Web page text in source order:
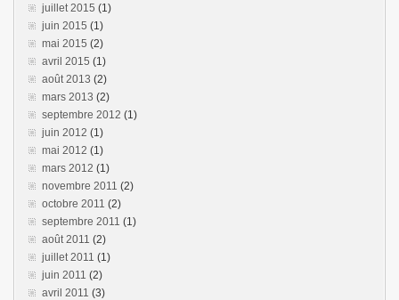
juillet 2015 (1)
juin 2015 (1)
mai 2015 (2)
avril 2015 (1)
août 2013 (2)
mars 2013 (2)
septembre 2012 (1)
juin 2012 (1)
mai 2012 (1)
mars 2012 (1)
novembre 2011 (2)
octobre 2011 (2)
septembre 2011 (1)
août 2011 (2)
juillet 2011 (1)
juin 2011 (2)
avril 2011 (3)